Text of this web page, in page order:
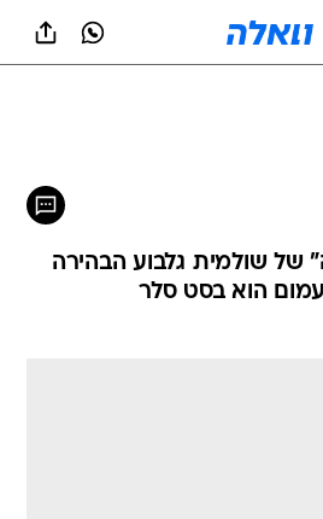
של שולמית גלבוע הבהירה
הוא בסט סלר